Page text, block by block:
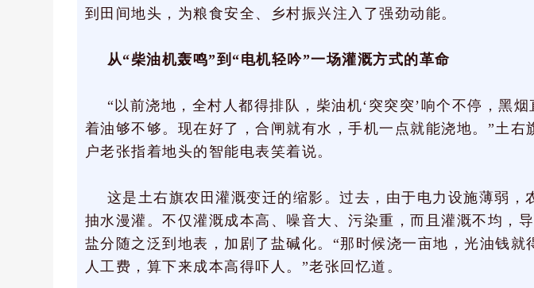
到田间地头，为粮食安全、乡村振兴注入了强劲动能。
从“柴油机轰鸣”到“电机轻吟”一场灌溉方式的革命
“以前浇地，全村人都得排队，柴油机‘突突突’响个不停，黑
着油够不够。现在好了，合闸就有水，手机一点就能浇地。”土右
户老张指着地头的智能电表笑着说。
这是土右旗农田灌溉变迁的缩影。过去，由于电力设施薄弱，
抽水漫灌。不仅灌溉成本高、噪音大、污染重，而且灌溉不均，
盐分随之泛到地表，加剧了盐碱化。“那时候浇一亩地，光油钱就
人工费，算下来成本高得吓人。”老张回忆道。